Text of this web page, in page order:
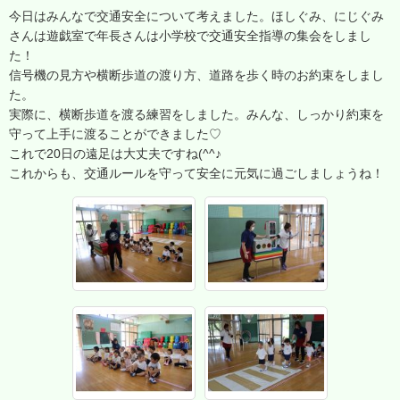
今日はみんなで交通安全について考えました。ほしぐみ、にじぐみ
さんは遊戯室で年長さんは小学校で交通安全指導の集会をしまし
た！
信号機の見方や横断歩道の渡り方、道路を歩く時のお約束をしまし
た。
実際に、横断歩道を渡る練習をしました。みんな、しっかり約束を
守って上手に渡ることができました♡
これで20日の遠足は大丈夫ですね(^^♪
これからも、交通ルールを守って安全に元気に過ごしましょうね！